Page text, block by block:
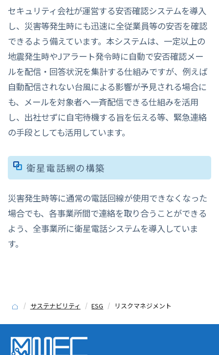
セキュリティ会社が運営する安否確認システムを導入
し、災害等発生時にも迅速に全従業員等の安否を確認
できるよう備えています。本システムは、一定以上の
地震発生時やJアラート発令時に自動で安否確認メー
ルを配信・回答状況を集計する仕組みですが、例えば
自動配信されない台風による影響が予見される場合に
も、メールを対象者へ一斉配信できる仕組みを活用
し、出社せずに自宅待機する旨を伝える等、緊急連絡
の手段としても活用しています。
衛星電話網の構築
災害発生時等に通常の電話回線が使用できなくなった
場合でも、各事業所間で連絡を取り合うことができる
よう、全事業所に衛星電話システムを導入していま
す。
サステナビリティ ESG リスクマネジメント